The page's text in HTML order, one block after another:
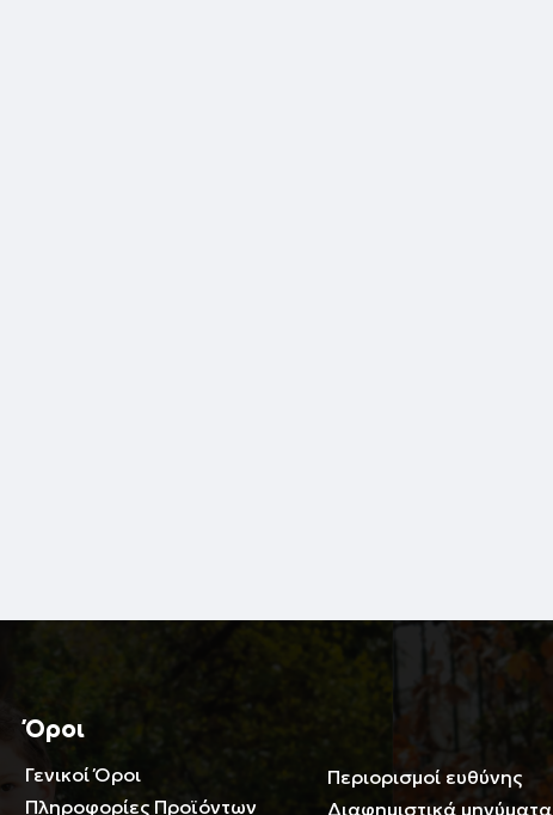
Όροι
Γενικοί Όροι
Πληροφορίες Προϊόντων
Περιορισμοί ευθύνης
Διαφημιστικά μηνύματα